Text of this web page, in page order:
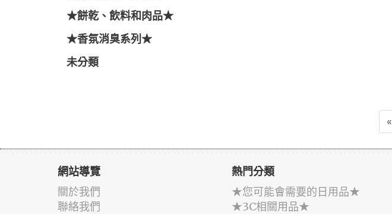
★餅乾、飲料和肉品★
★香氛消臭系列★
未分類
«
網站導覽
關於我們
聯絡我們
熱門分類
★您可能會需要的日用品★
★3C相關用品★